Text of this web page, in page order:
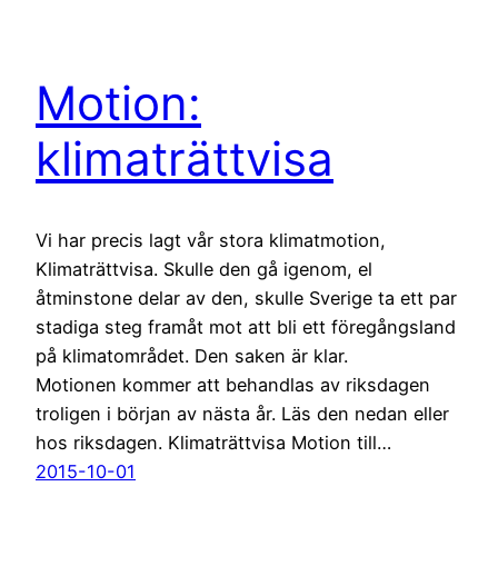
Motion:
klimaträttvisa
Vi har precis lagt vår stora klimatmotion,
Klimaträttvisa. Skulle den gå igenom, el
åtminstone delar av den, skulle Sverige ta ett par
stadiga steg framåt mot att bli ett föregångsland
på klimatområdet. Den saken är klar.
Motionen kommer att behandlas av riksdagen
troligen i början av nästa år. Läs den nedan eller
hos riksdagen. Klimaträttvisa Motion till…
2015-10-01